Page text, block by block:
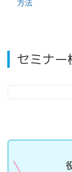
方法
セミナー